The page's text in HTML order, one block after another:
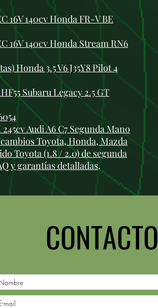
16V 140cv Honda FR-V BE
16V 140cv Honda Stream RN6
Honda 3.5 V6 J35Y8 Pilot 4
Subaru Legacy 2.5 GT
Audi A6 C7 Segunda Mano
Toyota, Honda, Mazda
Toyota (1.8 / 2.0) de segunda
y garantías detalladas.
CONTACTO